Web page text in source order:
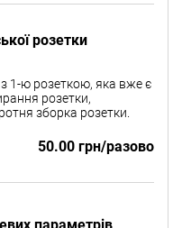
розетки
1-ю розеткою, яка вже є
розетки,
зборка розетки.
50.00 грн/разово